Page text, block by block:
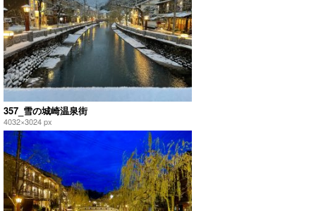
357_雪の城崎温泉街
4032×3024 px